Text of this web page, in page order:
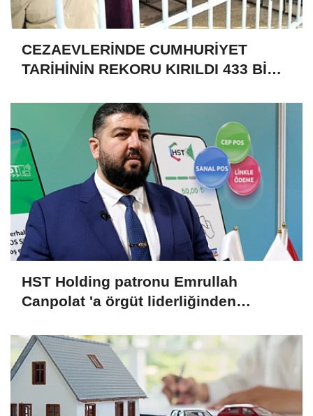
CEZAEVLERİNDE CUMHURİYET
TARİHİNİN REKORU KIRILDI 433 BİN
HST Holding patronu Emrullah
Canpolat 'a örgüt liderliğinden
malvarlığına el konuldu